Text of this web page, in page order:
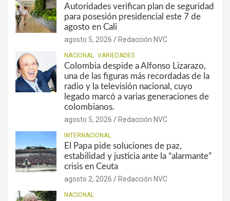
Autoridades verifican plan de seguridad
para posesión presidencial este 7 de
agosto en Cali
agosto 5, 2026 Redacción NVC
NACIONAL VARIEDADES
Colombia despide a Alfonso Lizarazo,
una de las figuras más recordadas de la
radio y la televisión nacional, cuyo
legado marcó a varias generaciones de
colombianos.
agosto 5, 2026 Redacción NVC
INTERNACIONAL
El Papa pide soluciones de paz,
estabilidad y justicia ante la “alarmante”
crisis en Ceuta
agosto 2, 2026 Redacción NVC
NACIONAL